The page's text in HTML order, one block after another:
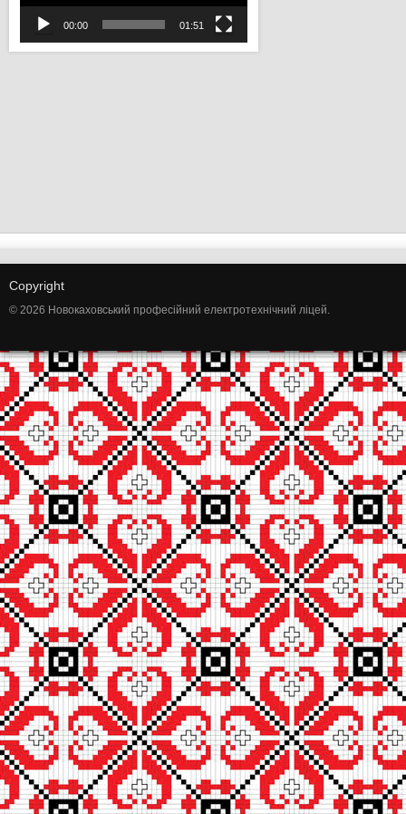
00:00 01:51
Copyright
© 2026 Новокаховський професійний електротехнічний ліцей.